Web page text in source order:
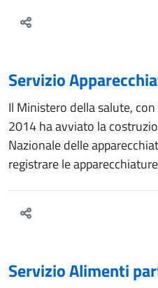
Servizio
Il Ministero della salute,
2014 ha avviato la
Nazionale delle
registrare le
Servizio Alimenti